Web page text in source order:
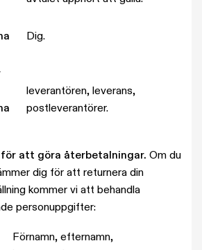
Dig.
leverantören, leverans,
postleverantörer.
för att göra återbetalningar. Om du
dig för att returnera din
kommer vi att behandla
personuppgifter:
Förnamn, efternamn,